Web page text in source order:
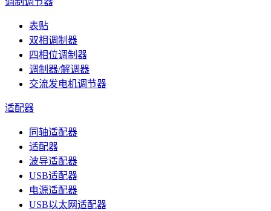
表贴
双相调制器
四相位调制器
调制器/解调器
交流发电机调节器
适配器
同轴适配器
适配器
波导适配器
USB适配器
电源适配器
USB以太网适配器